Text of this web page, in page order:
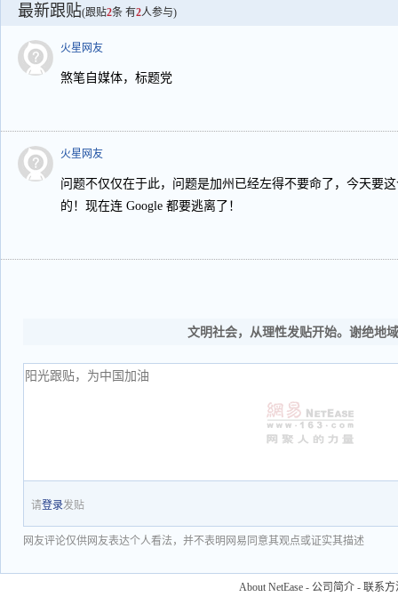
最新跟贴(跟贴2条 有2人参与)
火星网友
煞笔自媒体，标题党
火星网友
问题不仅仅在于此，问题是加州已经左得不要命了，今天要
的！现在连 Google 都要逃离了！
文明社会，从理性发贴开始。谢绝地
请登录发贴
网友评论仅供网友表达个人看法，并不表明网易同意其观点或证实其描述
About NetEase - 公司简介 - 联系方